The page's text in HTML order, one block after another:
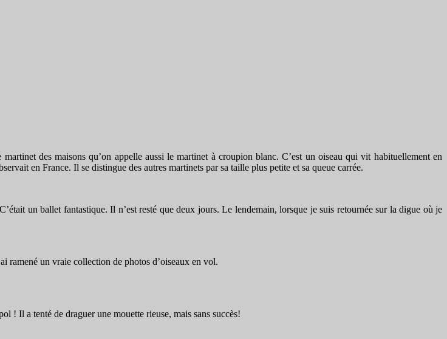
des maisons qu’on appelle aussi le martinet à croupion blanc. C’est un oiseau qui vit habituellement en
en France. Il se distingue des autres martinets par sa taille plus petite et sa queue carrée.
un ballet fantastique. Il n’est resté que deux jours. Le lendemain, lorsque je suis retournée sur la digue où je
ramené un vraie collection de photos d’oiseaux en vol.
! Il a tenté de draguer une mouette rieuse, mais sans succès!